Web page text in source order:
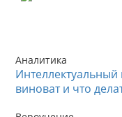
Аналитика
Интеллектуальный
виноват и что